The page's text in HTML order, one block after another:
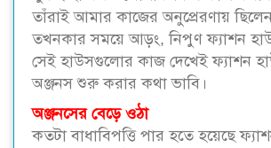
তাঁরাই আমার কাজের অনুপ্রেরণায়
তখনকার সময়ে আড়ং, নিপুণ ফ্যাশন
সেই হাউসগুলোর কাজ দেখেই ফ্যাশন
অঞ্জনস শুরু করার কথা ভাবি।
অঞ্জনসের বেড়ে ওঠা
কতটা বাধাবিপত্তি পার হতে হয়েছে